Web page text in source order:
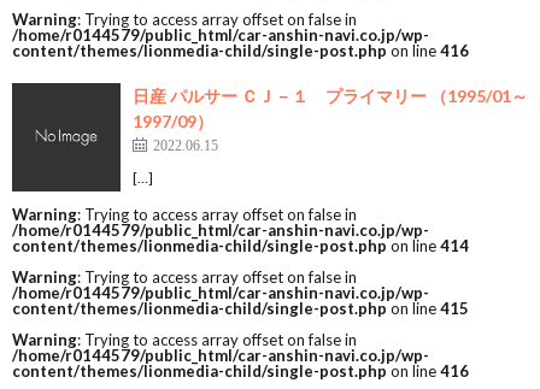
Warning: Trying to access array offset on false in
/home/r0144579/public_html/car-anshin-navi.co.jp/wp-
content/themes/lionmedia-child/single-post.php on line416
日産 パルサー ＣＪ－１ プライマリー （1995/01～
1997/09）
2022.06.15
[…]
Warning: Trying to access array offset on false in
/home/r0144579/public_html/car-anshin-navi.co.jp/wp-
content/themes/lionmedia-child/single-post.php on line414
Warning: Trying to access array offset on false in
/home/r0144579/public_html/car-anshin-navi.co.jp/wp-
content/themes/lionmedia-child/single-post.php on line415
Warning: Trying to access array offset on false in
/home/r0144579/public_html/car-anshin-navi.co.jp/wp-
content/themes/lionmedia-child/single-post.php on line416